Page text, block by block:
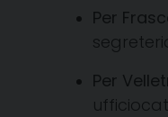
Per
Per